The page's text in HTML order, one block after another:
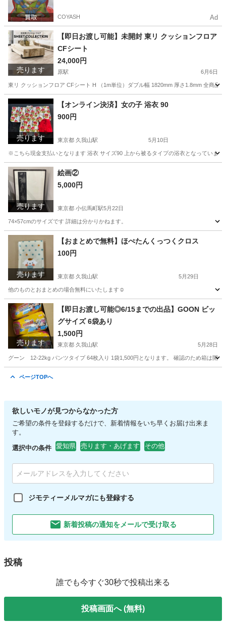
COYASH Ad
売ります
【即日お渡し可能】未開封 東リ クッションフロア
CFシート
24,000円
原駅 6月6日
東リ クッションフロア CFシート H （1m単位）ダブル幅 1820mm 厚さ1.8mm 全商
愛知 名古屋市 原駅 カーペット/マット/ラグ
売ります
【オンライン決済】女の子 浴衣 90
900円
東京都 久我山駅 5月10日
※こちら現金支払いとなります 浴衣 サイズ90 上から被るタイプの浴衣となっていま
東京 杉並区 久我山駅
売ります
絵画②
5,000円
東京都 小伝馬町駅5月22日
74×57cmのサイズです 詳細は分かりかねます。
東京 千代田区 小伝馬町駅 ミラー/鏡
売ります
【おまとめで無料】ほぺたんくっつくクロス
100円
東京都 久我山駅 5月29日
他のものとおまとめの場合無料にいたします☺︎
東京 杉並区 久我山駅 その他
売ります
【即日お渡し可能◎6/15までの出品】GOON ビッ
グサイズ 6袋あり
1,500円
東京都 久我山駅 5月28日
グーン 12-22kg パンツタイプ 64枚入り 1袋1,500円となります。 確認のため箱は開封
ページTOPへ
欲しいモノが見つからなかった方
ご希望の条件を登録するだけで、新着情報をいち早くお届け出来ま
す。
選択中の条件 愛知県 売ります・あげます その他
ジモティーメルマガにも登録する
新着投稿の通知をメールで受け取る
投稿
誰でも今すぐ30秒で投稿出来る
投稿画面へ (無料)